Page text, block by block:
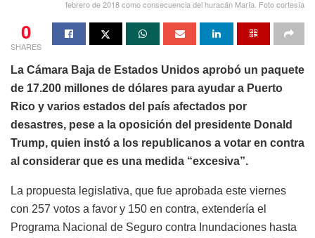
febrero de 2018 como consecuencia del huracán María. Foto cortesía
0
SHARES
La Cámara Baja de Estados Unidos aprobó un paquete
de 17.200 millones de dólares para ayudar a Puerto
Rico y varios estados del país afectados por
desastres, pese a la oposición del presidente Donald
Trump, quien instó a los republicanos a votar en contra
al considerar que es una medida “excesiva”.
La propuesta legislativa, que fue aprobada este viernes
con 257 votos a favor y 150 en contra, extendería el
Programa Nacional de Seguro contra Inundaciones hasta